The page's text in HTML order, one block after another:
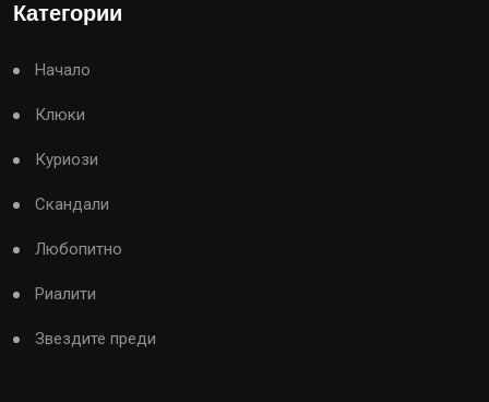
Категории
Начало
Клюки
Куриози
Скандали
Любопитно
Риалити
Звездите преди